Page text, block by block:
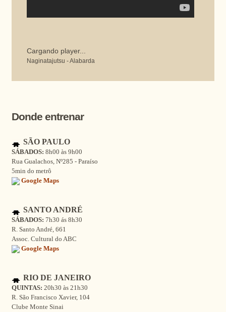
Cargando player...
Naginatajutsu - Alabarda
Donde entrenar
SÃO PAULO
SÁBADOS: 8h00 às 9h00
Rua Gualachos, Nº285 - Paraíso
5min do metrô
Google Maps
SANTO ANDRÉ
SÁBADOS: 7h30 ás 8h30
R. Santo André, 661
Assoc. Cultural do ABC
Google Maps
RIO DE JANEIRO
QUINTAS: 20h30 às 21h30
R. São Francisco Xavier, 104
Clube Monte Sinai